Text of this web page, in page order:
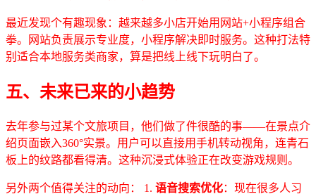
最近发现个有趣现象：越来越多小店开始用网站+小程序组合
拳。网站负责展示专业度，小程序解决即时服务。这种打法特
别适合本地服务类商家，算是把线上线下玩明白了。
五、未来已来的小趋势
去年参与过某个文旅项目，他们做了件很酷的事——在景点介
绍页面嵌入360°实景。用户可以直接用手机转动视角，连青石
板上的纹路都看得清。这种沉浸式体验正在改变游戏规则。
另外两个值得关注的动向： 1. 语音搜索优化：现在很多人习